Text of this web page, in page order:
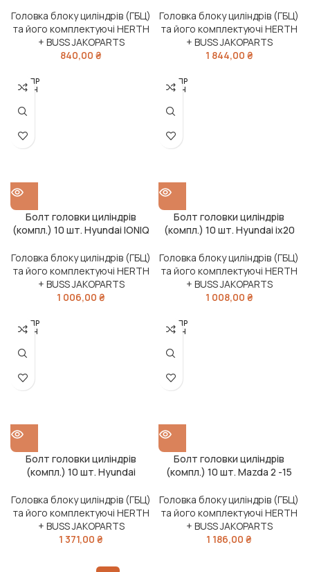
Jakoparts)
Головка блоку циліндрів (ГБЦ)
та його комплектуючі HERTH
+ BUSS JAKOPARTS
840,00 ₴
Jakoparts)
Головка блоку циліндрів (ГБЦ)
та його комплектуючі HERTH
+ BUSS JAKOPARTS
1 844,00 ₴
РОЗПР
ОДАН
Болт головки циліндрів
(компл.) 10 шт. Hyundai IONIQ
Jakoparts)
Головка блоку циліндрів (ГБЦ)
та його комплектуючі HERTH
+ BUSS JAKOPARTS
1 006,00 ₴
РОЗПР
ОДАН
Болт головки циліндрів
(компл.) 10 шт. Hyundai ix20
Jakoparts)
Головка блоку циліндрів (ГБЦ)
та його комплектуючі HERTH
+ BUSS JAKOPARTS
1 008,00 ₴
РОЗПР
ОДАН
Болт головки циліндрів
(компл.) 10 шт. Hyundai
-22 (вир-во Jakoparts)
Головка блоку циліндрів (ГБЦ)
та його комплектуючі HERTH
+ BUSS JAKOPARTS
1 371,00 ₴
РОЗПР
ОДАН
Болт головки циліндрів
(компл.) 10 шт. Mazda 2 -15
Головка блоку циліндрів (ГБЦ)
та його комплектуючі HERTH
+ BUSS JAKOPARTS
1 186,00 ₴